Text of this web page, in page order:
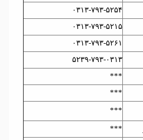
۰۳۱۳-۷۹۳-۵۲۵۴
۰۳۱۳-۷۹۳-۵۲۱۵
۰۳۱۳-۷۹۳-۵۲۶۱
۵۲۳۹-۷۹۳-۰۳۱۳
***
***
***
***